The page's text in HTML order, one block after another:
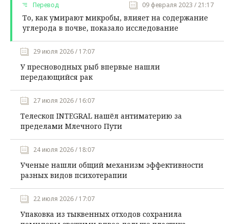
Перевод 09 февраля 2023 / 21:17
То, как умирают микробы, влияет на содержание
углерода в почве, показало исследование
29 июля 2026 / 17:07
У пресноводных рыб впервые нашли
передающийся рак
27 июля 2026 / 16:07
Телескоп INTEGRAL нашёл антиматерию за
пределами Млечного Пути
24 июля 2026 / 18:07
Ученые нашли общий механизм эффективности
разных видов психотерапии
22 июля 2026 / 17:07
Упаковка из тыквенных отходов сохранила